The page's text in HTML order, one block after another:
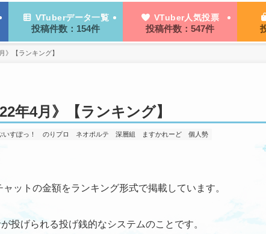
VTuberデータ一覧
投稿件数：154件
VTuber人気投票
投稿件数：547件
》【ランキング】
年4月》【ランキング】
いすぽっ！ のりプロ ネオポルテ 深層組 ますかれーど 個人勢
ットの金額をランキング形式で掲載しています。
投げられる投げ銭的なシステムのことです。